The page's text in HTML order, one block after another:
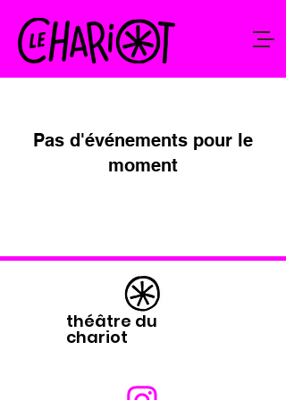
Pas d'événements pour le
moment
théâtre du
chariot